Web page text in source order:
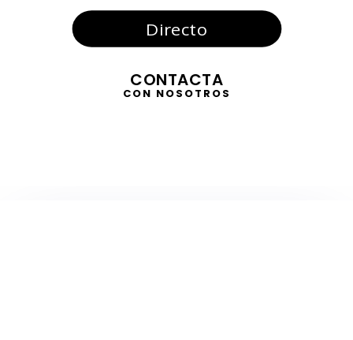
Directo
CONTACTA
CON NOSOTROS